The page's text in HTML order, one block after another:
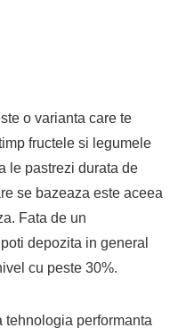
o varianta care te
fructele si legumele
le pastrezi durata de
se bazeaza este aceea
Fata de un
depozita in general
cu peste 30%.
tehnologia performanta